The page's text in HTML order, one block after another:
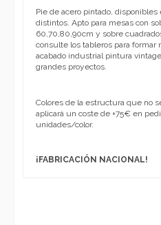
Pie de acero pintado,
distintos. Apto para mesas con
60,70,80,90cm y sobre
consulte los tableros para formar
acabado industrial pintura
grandes proyectos.
Colores de la estructura que no
aplicará un coste de +75€ en
unidades/color.
¡FABRICACIÓN NACIONAL!